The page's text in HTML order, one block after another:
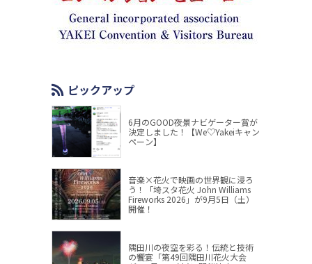
ピックアップ
6月のGOOD夜景ナビゲーター賞が
決定しました！【We♡Yakeiキャン
ペーン】
音楽×花火で映画の世界観に浸ろ
う！「埼スタ花火 John Williams
Fireworks 2026」が9月5日（土）
開催！
隅田川の夜空を彩る！伝統と技術
の饗宴「第49回隅田川花火大会